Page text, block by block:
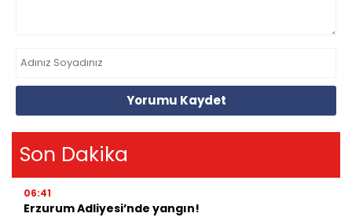
Yorumu Kaydet
Son Dakika
06:41
Erzurum Adliyesi’nde yangın!